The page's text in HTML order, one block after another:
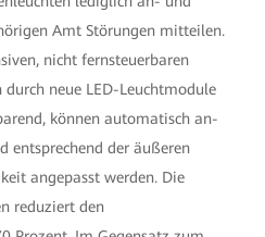
Amt Störungen mitteilen.
nicht fernsteuerbaren
neue LED-Leuchtmodule
können automatisch an-
entsprechend der äußeren
angepasst werden. Die
reduziert den